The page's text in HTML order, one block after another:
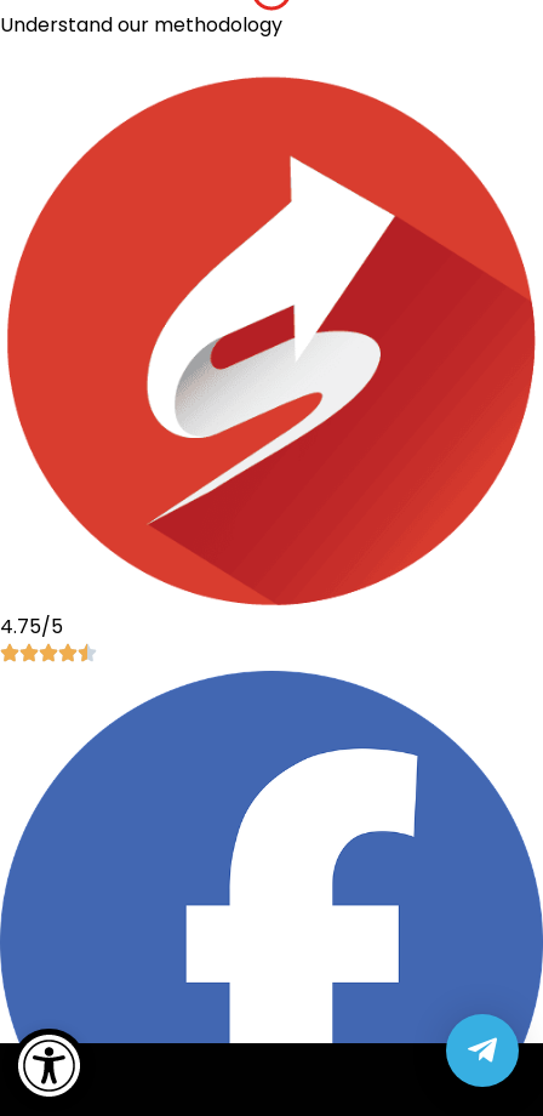
Open toolbar
Understand our methodology
4.75/5